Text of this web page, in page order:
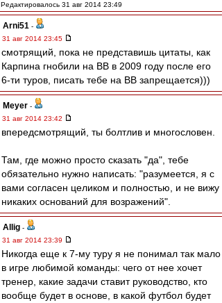
Редактировалось 31 авг 2014 23:49
Arni51 -
31 авг 2014 23:45
смотрящий, пока не представишь цитаты, как
Карпина гнобили на ВВ в 2009 году после его
6-ти туров, писать тебе на ВВ запрещается)))
Meyer -
31 авг 2014 23:42
впередсмотрящий, ты болтлив и многословен.
Там, где можно просто сказать "да", тебе
обязательно нужно написать: "разумеется, я с
вами согласен целиком и полностью, и не вижу
никаких оснований для возражений".
Allig -
31 авг 2014 23:39
Никогда еще к 7-му туру я не понимал так мало
в игре любимой команды: чего от нее хочет
тренер, какие задачи ставит руководство, кто
вообще будет в основе, в какой футбол будет